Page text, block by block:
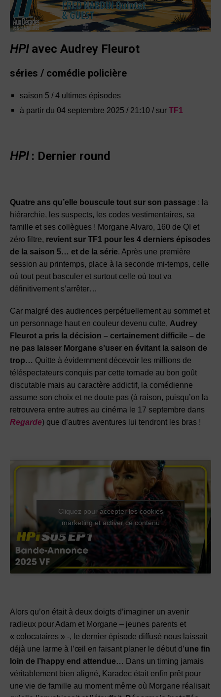
HPI avec Audrey Fleurot
séries / comédie policière
saison 5 / 4 ultimes épisodes
à partir du 04 septembre 2025 / 21:10 / sur TF1
HPI: Dernier round
Quatre ans qu’elle bouscule tout sur son passage : la
hiérarchie, les suspects, les codes vestimentaires, sa
famille et ses collègues ! Morgane Alvaro, 160 de QI et
zéro filtre, revient sur TF1 pour les 4 derniers épisodes
de la saison 5… et de la série. Après une première
session au printemps, place à la seconde mi-temps, celle
où tout peut basculer et surtout celle où tout va
définitivement s’arrêter…
Car malgré des audiences perpétuellement au sommet et
un personnage haut en couleur devenu culte, Audrey
Fleurot a pris la décision – certainement difficile – de
ne pas laisser Morgane s’user en évitant la saison de
trop… Quitte à évidemment décevoir les millions de
téléspectateurs conquis par cette tornade au bon goût
discutable mais au caractère addictif, la comédienne
assume son choix et ne doute pas (à raison, puisqu’on la
retrouvera entre autres au cinéma le 17 septembre dans
Regarde) que d’autres aventures lui tendront les bras !
Cliquez pour accepter les cookies
marketing et activer ce contenu
Alors qu’on était à deux doigts d’imaginer un avenir
radieux pour Adam et Morgane – jeunes parents et
« colocataires » -, le dernier épisode diffusé nous laissait
déjà une larme à l’œil en faisant planer le début d’une fin
loin de l’happy end attendue… Dans un timing jamais
véritablement bien aligné, Karadec était enfin prêt pour
une vie de famille au moment même où Morgane réalisait